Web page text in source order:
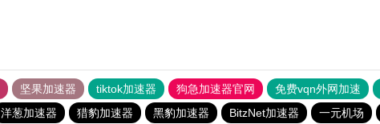
坚果加速器 tiktok加速器 狗急加速器官网 免费vqn外网加速
洋葱加速器 猎豹加速器 黑豹加速器 BitzNet加速器 一元机场